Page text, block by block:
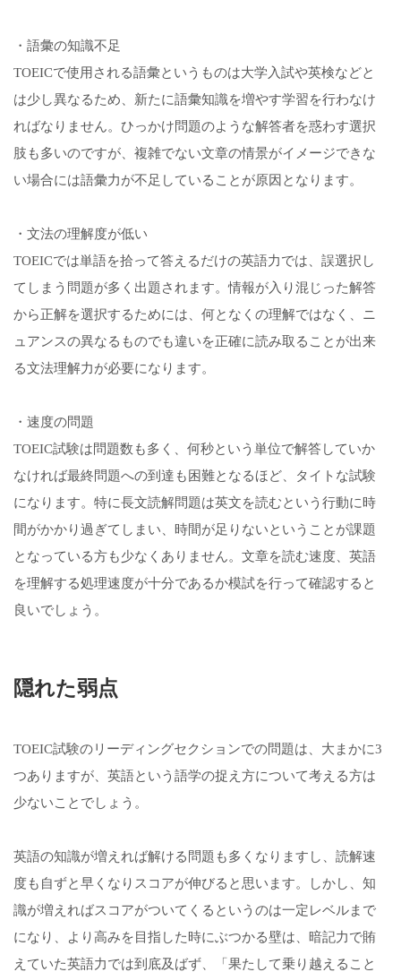
・語彙の知識不足
TOEICで使用される語彙というものは大学入試や英検などと
は少し異なるため、新たに語彙知識を増やす学習を行わなけ
ればなりません。ひっかけ問題のような解答者を惑わす選択
肢も多いのですが、複雑でない文章の情景がイメージできな
い場合には語彙力が不足していることが原因となります。
・文法の理解度が低い
TOEICでは単語を拾って答えるだけの英語力では、誤選択し
てしまう問題が多く出題されます。情報が入り混じった解答
から正解を選択するためには、何となくの理解ではなく、ニ
ュアンスの異なるものでも違いを正確に読み取ることが出来
る文法理解力が必要になります。
・速度の問題
TOEIC試験は問題数も多く、何秒という単位で解答していか
なければ最終問題への到達も困難となるほど、タイトな試験
になります。特に長文読解問題は英文を読むという行動に時
間がかかり過ぎてしまい、時間が足りないということが課題
となっている方も少なくありません。文章を読む速度、英語
を理解する処理速度が十分であるか模試を行って確認すると
良いでしょう。
隠れた弱点
TOEIC試験のリーディングセクションでの問題は、大まかに3
つありますが、英語という語学の捉え方について考える方は
少ないことでしょう。
英語の知識が増えれば解ける問題も多くなりますし、読解速
度も自ずと早くなりスコアが伸びると思います。しかし、知
識が増えればスコアがついてくるというのは一定レベルまで
になり、より高みを目指した時にぶつかる壁は、暗記力で賄
えていた英語力では到底及ばず、「果たして乗り越えること